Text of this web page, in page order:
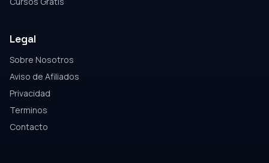
Legal
Sobre Nosotros
Aviso de Afiliados
Privacidad
Terminos
Contacto